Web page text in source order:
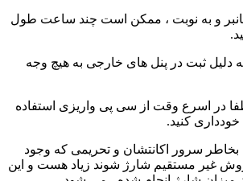
و به نوبت ، ممکن است چند ساعت طول
ثبت در پنل های خارجی به هیچ وجه
در اسرع وقت از سی پی واریزی استفاده
کنید.
سرور اکانتشان و تحریمی که وجود
روش غیر مستقیم شارژ شوند زیاد هست و این